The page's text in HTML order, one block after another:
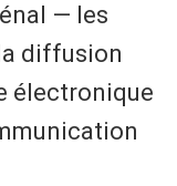
— les
diffusion
électronique